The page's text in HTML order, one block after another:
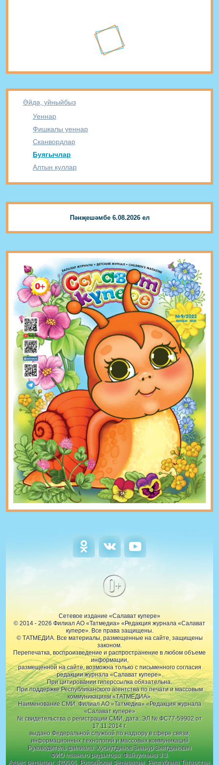
Әйдә, уйныйбыз
Уеннар
Фишкалы уеннар
Сканвордлар
Буягычлар
Алтын куллар
Пәнҗешәмбе 6.08.2026 ел
0+
Сетевое издание «Салават купере»
© 2014 - 2026 Филиал АО «Татмедиа» «Редакция журнала «Салават
купере». Все права защищены.
© ТАТМЕДИА. Все материалы, размещенные на сайте, защищены
законом.
Перепечатка, воспроизведение и распространение в любом объеме
информации,
размещенной на сайте, возможна только с письменного согласия
редакции журнала «Салават купере».
При цитировании гиперссылка обязательна.
При поддержке Республиканского агентства по печати и массовым
коммуникациям «ТАТМЕДИА».
Наименование СМИ: Филиал АО «Татмедиа» «Редакция журнала
«Салават купере»
№ свидетельства о регистрации СМИ, дата: ЭЛ № ФС77-59902 от
17.11.2014 г.
выдано Федеральной службой по надзору в сфере связи,
информационных технологий и массовых коммуникаций
Руководитель филиала: Хуснутдинов Зиннур Зиятдинович
ФИО главного редактора: Файзуллина З.З.
Адрес редакции: 420066, Российская Федерация, Республика Татарстан,